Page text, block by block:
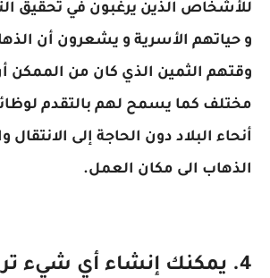
للأشخاص الذين يرغبون في تحقيق
و حياتهم الأسرية و يشعرون أن
وقتهم الثمين الذي كان من
مختلف كما يسمح لهم بالتقدم
أنحاء البلاد دون الحاجة إلى
الذهاب الى مكان العمل.
4. يمكنك إنشاء أي شيء تريده